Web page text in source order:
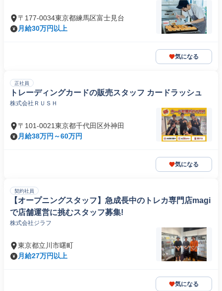
〒177-0034東京都練馬区富士見台
月給30万円以上
気になる
正社員
トレーディングカードの販売スタッフ カードラッシュ
株式会社ＲＵＳＨ
〒101-0021東京都千代田区外神田
月給38万円～60万円
気になる
契約社員
【オープニングスタッフ】急成長中のトレカ専門店magi
で店舗運営に挑むスタッフ募集!
株式会社ジラフ
東京都立川市曙町
月給27万円以上
気になる